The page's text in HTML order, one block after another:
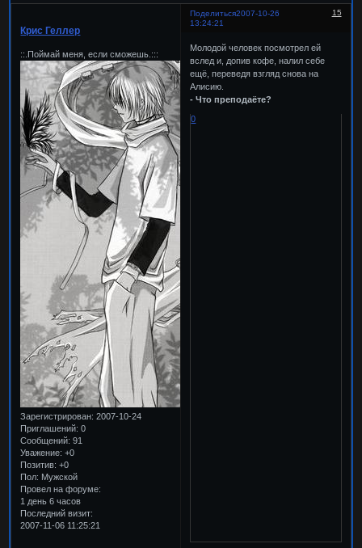
Поделиться 15
2007-10-26
13:24:21
Крис Геллер
::.Поймай меня, если сможешь.:::
Зарегистрирован: 2007-10-24
Приглашений: 0
Сообщений: 91
Уважение: +0
Позитив: +0
Пол: Мужской
Провел на форуме:
1 день 6 часов
Последний визит:
2007-11-06 11:25:21
Молодой человек посмотрел ей
вслед и, допив кофе, налил себе
ещё, переведя взгляд снова на
Алисию.
- Что преподаёте?
0